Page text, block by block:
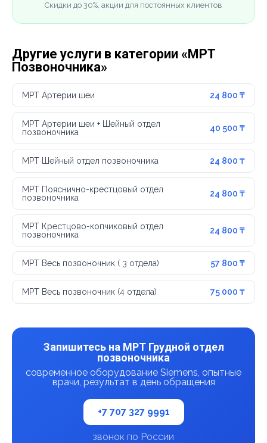
Скидки до 30%, акции для постоянных клиентов
Другие услуги в категории «МРТ
Позвоночника»
МРТ Артерии шеи 24 800 ₸
МРТ Артерии шеи + Шейный отдел
позвоночника
40 500 ₸
МРТ Шейный отдел позвоночника 24 800 ₸
МРТ Пояснично-крестцовый отдел
позвоночника
24 800 ₸
МРТ Крестцово-копчиковый отдел
позвоночника
24 800 ₸
МРТ Весь позвоночник ( 3 отдела) 57 800 ₸
МРТ Весь позвоночник (4 отдела) 75 000 ₸
Запишитесь на МРТ Грудной отдел
позвоночника
современное оборудование Siemens, опытные
врачи, результат в день обращения
+7 707 327 9991
звонок по России